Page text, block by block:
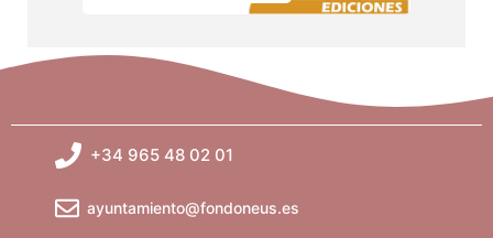
+34 965 48 02 01
ayuntamiento@fondoneus.es